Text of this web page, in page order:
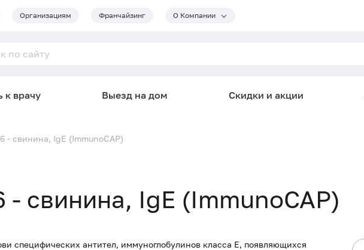
Организациям Франчайзинг О Компании
к врачу Выезд на дом Скидки и акции
- свинина, IgE (ImmunoCAP)
- свинина, IgE (ImmunoCAP)
специфических антител, иммуноглобулинов класса E, появляющихся